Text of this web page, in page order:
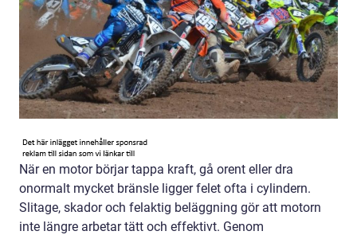
När en motor börjar tappa kraft, gå orent eller dra
onormalt mycket bränsle ligger felet ofta i cylindern.
Slitage, skador och felaktig beläggning gör att motorn
inte längre arbetar tätt och effektivt. Genom